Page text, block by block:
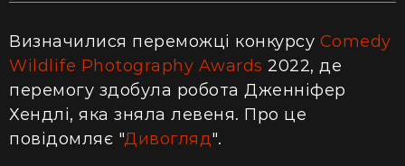
Визначилися переможці конкурсу Comedy
Wildlife Photography Awards 2022, де
перемогу здобула робота Дженніфер
Хендлі, яка зняла левеня. Про це
повідомляє "Дивогляд".